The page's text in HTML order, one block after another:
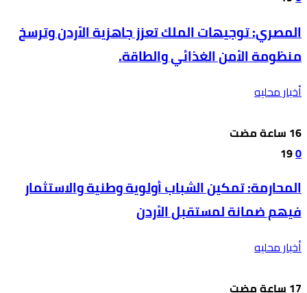
المصري: توجيهات الملك تعزز جاهزية الأردن وترسخ
منظومة الأمن الغذائي والطاقة.
أخبار محليه
0
19
المحارمة: تمكين الشباب أولوية وطنية والاستثمار
فيهم ضمانة لمستقبل الأردن
أخبار محليه